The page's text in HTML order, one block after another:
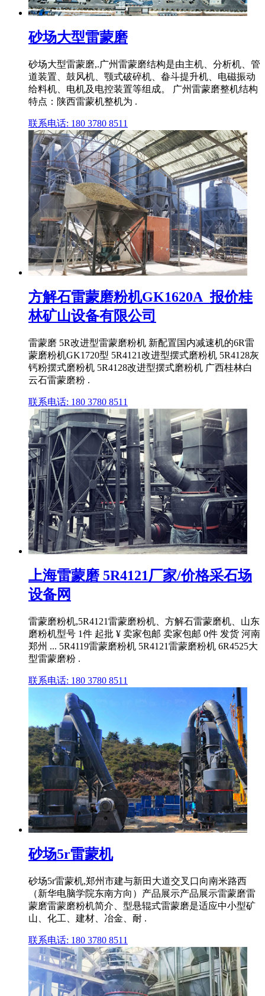
砂场大型雷蒙磨
砂场大型雷蒙磨,.广州雷蒙磨结构是由主机、分析机、管
道装置、鼓风机、颚式破碎机、畚斗提升机、电磁振动
给料机、电机及电控装置等组成。 广州雷蒙磨整机结构
特点：陕西雷蒙机整机为 .
联系电话: 180 3780 8511
方解石雷蒙磨粉机GK1620A_报价桂
林矿山设备有限公司
雷蒙磨 5R改进型雷蒙磨粉机 新配置国内减速机的6R雷
蒙磨粉机GK1720型 5R4121改进型摆式磨粉机 5R4128灰
钙粉摆式磨粉机 5R4128改进型摆式磨粉机 广西桂林白
云石雷蒙磨粉 .
联系电话: 180 3780 8511
上海雷蒙磨 5R4121厂家/价格采石场
设备网
雷蒙磨粉机,5R4121雷蒙磨粉机、方解石雷蒙磨机、山东
磨粉机型号 1件 起批 ¥ 卖家包邮 卖家包邮 0件 发货 河南
郑州 ... 5R4119雷蒙磨粉机 5R4121雷蒙磨粉机 6R4525大
型雷蒙磨粉 .
联系电话: 180 3780 8511
砂场5r雷蒙机
砂场5r雷蒙机,郑州市建与新田大道交叉口向南米路西
（新华电脑学院东南方向）产品展示产品展示雷蒙磨雷
蒙磨雷蒙磨粉机简介、型悬辊式雷蒙磨是适应中小型矿
山、化工、建材、冶金、耐 .
联系电话: 180 3780 8511